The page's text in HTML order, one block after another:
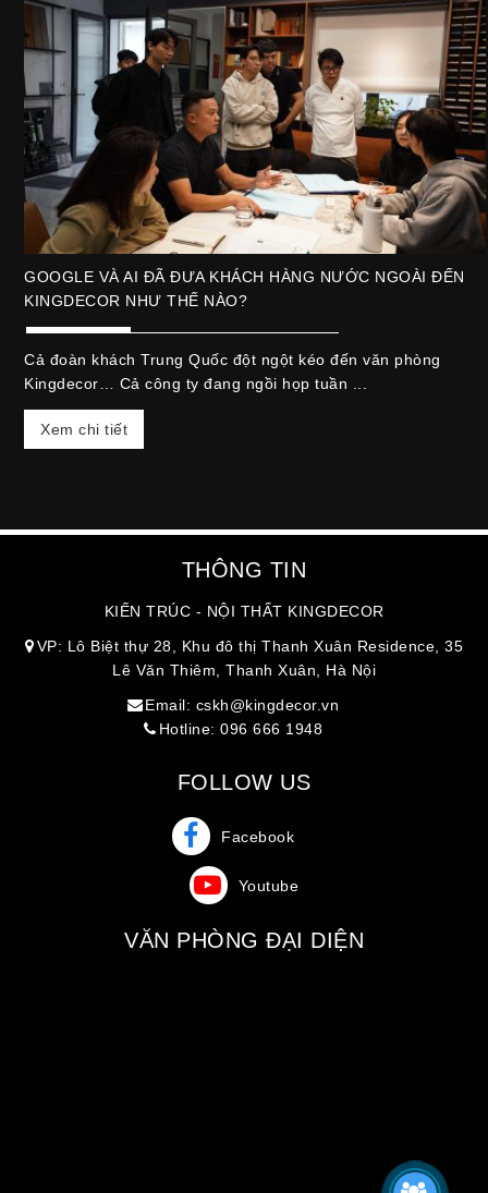
GOOGLE VÀ AI ĐÃ ĐƯA KHÁCH HÀNG NƯỚC NGOÀI ĐẾN
KINGDECOR NHƯ THẾ NÀO?
Cả đoàn khách Trung Quốc đột ngột kéo đến văn phòng
Kingdecor… Cả công ty đang ngồi họp tuần ...
Xem chi tiết
THÔNG TIN
KIẾN TRÚC - NỘI THẤT KINGDECOR
VP: Lô Biệt thự 28, Khu đô thị Thanh Xuân Residence, 35
Lê Văn Thiêm, Thanh Xuân, Hà Nội
Email: cskh@kingdecor.vn
Hotline: 096 666 1948
FOLLOW US
Facebook
Youtube
VĂN PHÒNG ĐẠI DIỆN